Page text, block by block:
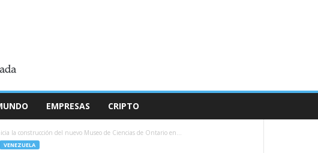
EMPRESAS CRIPTO
la construcción del nuevo Museo de Ciencias de Ontario en...
VENEZUELA